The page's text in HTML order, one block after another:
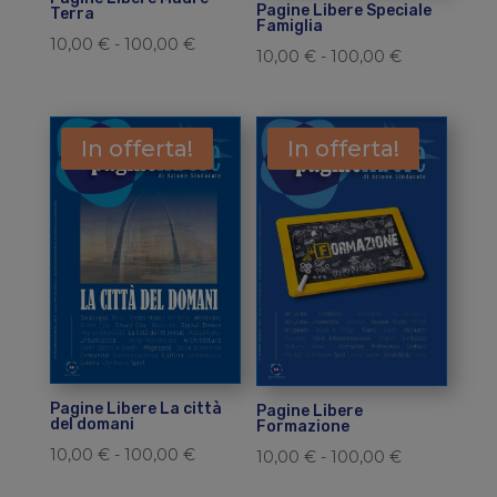
Terra
10,00 € - 100,00 €Fascia
da
10,00 €
Pagine Libere Speciale
Famiglia
10,00€ - 100,00€Fascia
prezzo:
da
10,00 €
100,00 €
In offerta!
Pagine Libere La città
del domani
10,00 € - 100,00 €Fascia
In offerta!
Pagine Libere
Formazione
10,00€ - 100,00€Fascia